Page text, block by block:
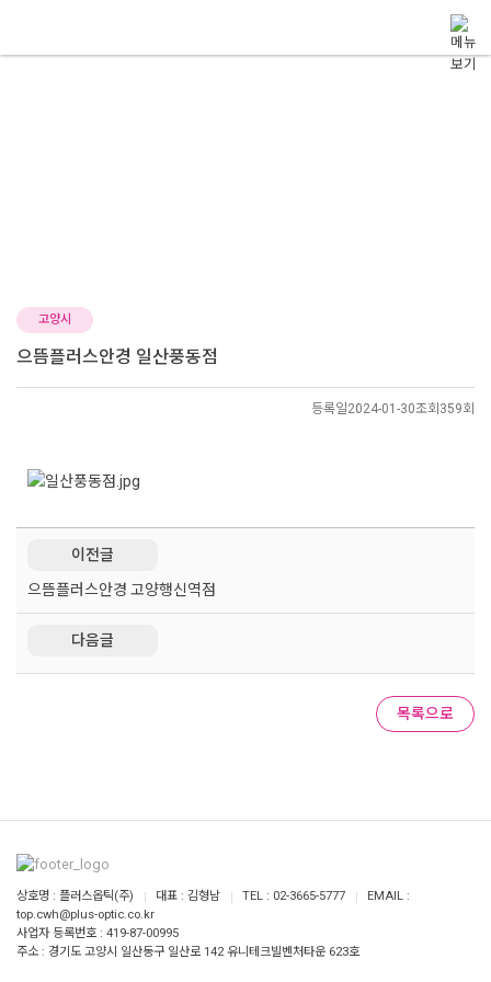
고양시
으뜸플러스안경 일산풍동점
등록일2024-01-30조회 359회
이전글
으뜸플러스안경 고양행신역점
다음글
목록으로
상호명 : 플러스옵틱(주) 대표 : 김형남 TEL : 02-3665-5777
EMAIL :
top.cwh@plus-optic.co.kr
사업자 등록번호 : 419-87-00995
주소 : 경기도 고양시 일산동구 일산로 142 유니테크빌벤처타운 623호